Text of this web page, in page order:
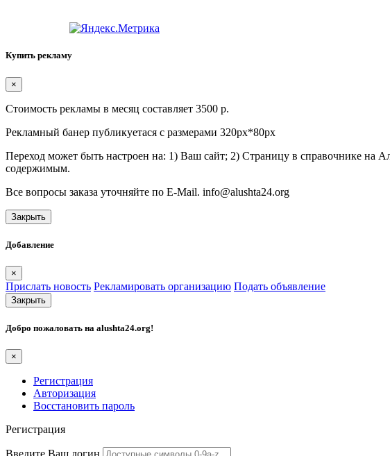
Купить рекламу
×
Стоимость рекламы в месяц составляет 3500 р.
Рекламный банер публикуетася с размерами 320px*80px
Переход может быть настроен на: 1) Ваш сайт; 2) Страницу в справочнике на
содержимым.
Все вопросы заказа уточняйте по E-Mail. info@alushta24.org
Закрыть
Добавление
×
Прислать новость Рекламировать организацию Подать объявление
Закрыть
Добро пожаловать на alushta24.org!
×
Регистрация
Авторизация
Восстановить пароль
Регистрация